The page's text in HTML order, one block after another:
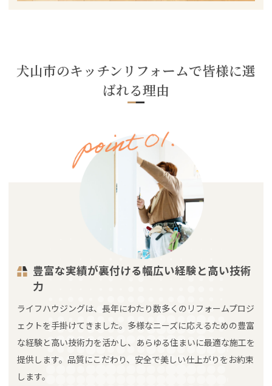
犬山市のキッチンリフォームで皆様に選
ばれる理由
豊富な実績が裏付ける幅広い経験と高い技術
力
ライフハウジングは、長年にわたり数多くのリフォームプロジ
ェクトを手掛けてきました。多様なニーズに応えるための豊富
な経験と高い技術力を活かし、あらゆる住まいに最適な施工を
提供します。品質にこだわり、安全で美しい仕上がりをお約束
します。